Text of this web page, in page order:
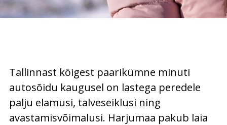
Tallinnast kõigest paarikümne minuti
autosõidu kaugusel on lastega peredele
palju elamusi, talveseiklusi ning
avastamisvõimalusi. Harjumaa pakub laia